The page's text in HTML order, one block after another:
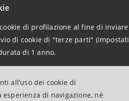
di profilazione al fine di inviare
di cookie di "terze parti" (impostati
di 1 anno.
all’uso dei cookie di
di navigazione, né